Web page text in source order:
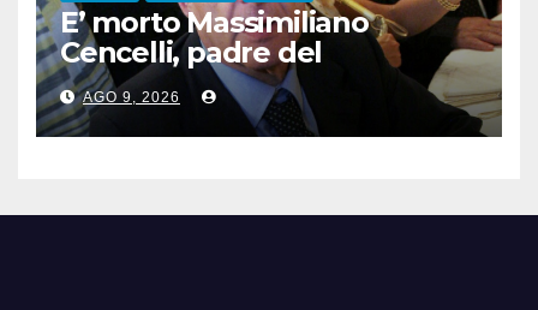
E’ morto Massimiliano
Cencelli, padre del
“manuale” omonimo
AGO 9, 2026